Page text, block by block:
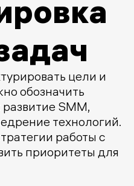
цели и
обозначить
SMM,
технологий.
работы с
приоритеты для